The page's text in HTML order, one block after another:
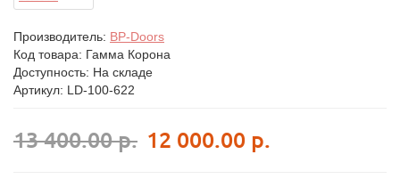
Производитель: BP-Doors
Код товара: Гамма Корона
Доступность: На складе
Артикул: LD-100-622
13 400.00 р. 12 000.00 р.